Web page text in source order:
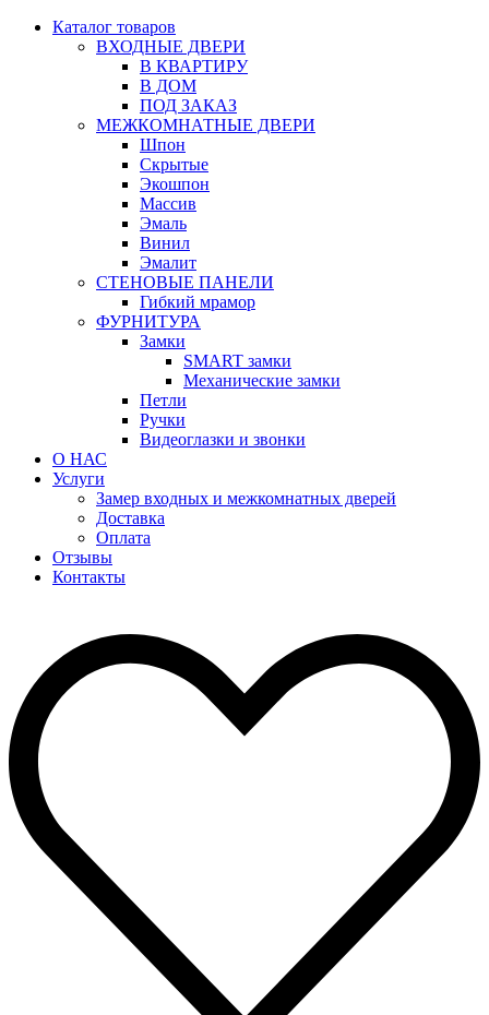
Каталог товаров
ВХОДНЫЕ ДВЕРИ
В КВАРТИРУ
В ДОМ
ПОД ЗАКАЗ
МЕЖКОМНАТНЫЕ ДВЕРИ
Шпон
Скрытые
Экошпон
Массив
Эмаль
Винил
Эмалит
СТЕНОВЫЕ ПАНЕЛИ
Гибкий мрамор
ФУРНИТУРА
Замки
SMART замки
Механические замки
Петли
Ручки
Видеоглазки и звонки
О НАС
Услуги
Замер входных и межкомнатных дверей
Доставка
Оплата
Отзывы
Контакты